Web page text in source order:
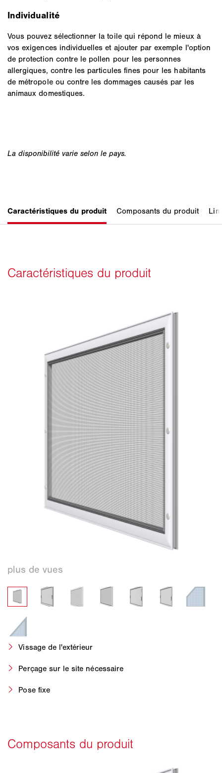
Individualité
Vous pouvez sélectionner la toile qui répond le mieux à
vos exigences individuelles et ajouter par exemple l'option
de protection contre le pollen pour les personnes
allergiques, contre les particules fines pour les habitants
de métropole ou contre les dommages causés par les
animaux domestiques.
Vissage de l'extérieur
Perçage sur le site nécessaire
Pose fixe